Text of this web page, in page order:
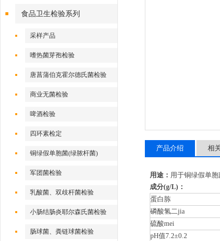
食品卫生检验系列
采样产品
嗜热菌芽孢检验
唐菖蒲伯克霍尔德氏菌检验
商业无菌检验
啤酒检验
四环素检定
铜绿假单胞菌(绿脓杆菌)
军团菌检验
乳酸菌、双歧杆菌检验
小肠结肠炎耶尔森氏菌检验
肠球菌、粪链球菌检验
产品介绍 相
用途： 用于铜绿假单
成分(g/L)：
蛋白胨
磷酸氢二jia
硫酸mei
pH值7.2±0.2